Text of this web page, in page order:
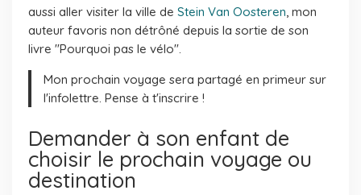
aussi aller visiter la ville de Stein Van Oosteren, mon
auteur favoris non détrôné depuis la sortie de son
livre "Pourquoi pas le vélo".
Mon prochain voyage sera partagé en primeur sur
l'infolettre. Pense à t'inscrire !
Demander à son enfant de
choisir le prochain voyage ou
destination